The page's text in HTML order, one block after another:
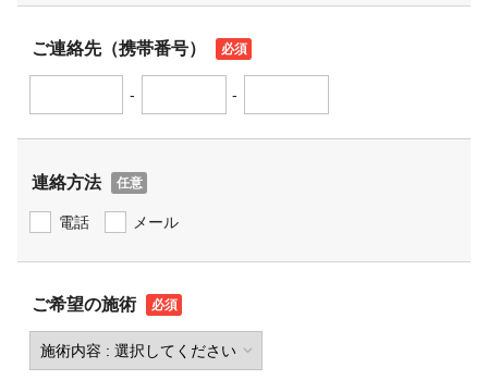
ご連絡先（携帯番号）
- -
連絡方法
電話 メール
ご希望の施術